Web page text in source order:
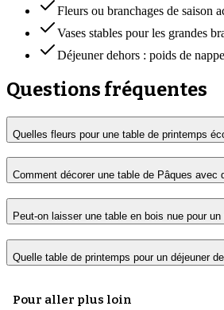
Fleurs ou branchages de saison
Vases stables pour les grandes
Déjeuner dehors : poids de
Questions fréquentes
Quelles fleurs pour une table de printemps
Comment décorer une table de Pâques avec
Peut-on laisser une table en bois nue pour
Quelle table de printemps pour un déjeuner
Pour aller plus loin